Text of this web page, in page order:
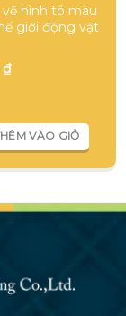
vẽ hình tô màu
giới động vật
₫
VÀO GIỎ